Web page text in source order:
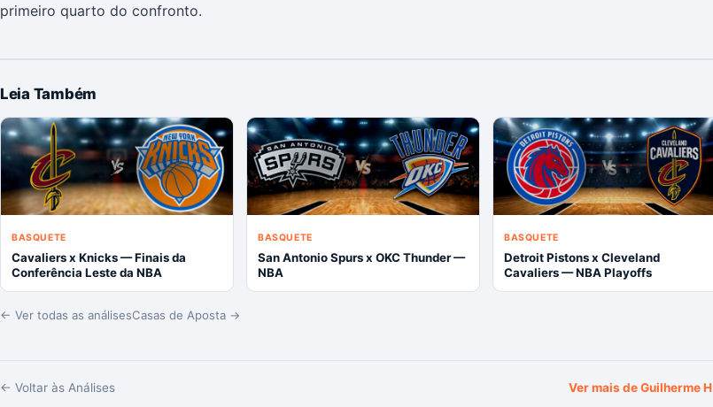
primeiro quarto do confronto.
Leia Também
BASQUETE
Cavaliers x Knicks — Finais da
Conferência Leste da NBA
BASQUETE
San Antonio Spurs x OKC Thunder —
NBA
BASQUETE
Detroit Pistons x Cleveland
Cavaliers — NBA Playoffs
← Ver todas as análisesCasas de Aposta →
← Voltar às Análises Ver mais deGuilherme H